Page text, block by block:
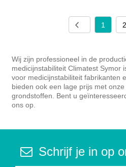
1 2
Wij zijn professioneel in de
medicijnstabiliteit Climatest Symor
voor medicijnstabiliteit fabrikanten
bieden ook een lage prijs met
grondstoffen. Bent u
ons op.
Schrijf je in op